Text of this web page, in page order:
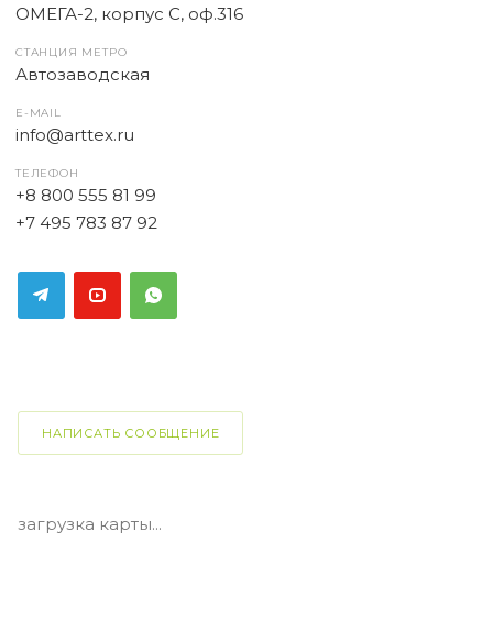
ОМЕГА-2, корпус С, оф.316
СТАНЦИЯ МЕТРО
Автозаводская
E-MAIL
info@arttex.ru
ТЕЛЕФОН
+8 800 555 81 99
+7 495 783 87 92
НАПИСАТЬ СООБЩЕНИЕ
загрузка карты...